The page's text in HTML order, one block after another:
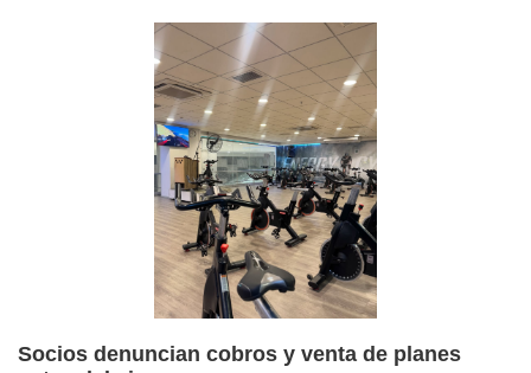
Socios denuncian cobros y venta de planes